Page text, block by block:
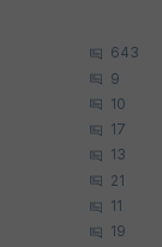
643
9
10
17
13
21
11
19